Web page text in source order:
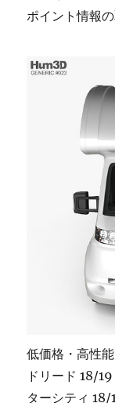
ポイント情報
低価格・高性
ドリード 18/
ターシティ